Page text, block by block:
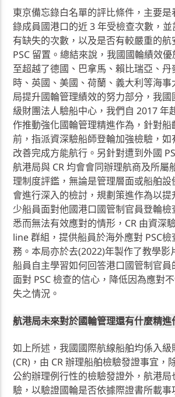
東京備忘錄白名單的評比條件，主要
錄成員國港口的近 3 年受檢查次數，
有缺失的次數，以及是否有較嚴重的
PSC 留置。總結來說，我國國輪績效
至超越了德國、巴拿馬、賴比瑞亞、丹
時、英國、美國、荷蘭、義大利等海
局提升國輪管理績效的努力部分，我
級財團法人驗船中心，我們自 2017 年
作推動強化國輪管理精進作為，針對
前，指派資深驗船師登輪加強檢驗，
改善完成方能航行。另針對遭到外國
航港局與 CR 均會會同辦理航商及所屬
理制度評鑑，無論是管理層面或船舶
會進行深入的檢討，規劃策進作為以
少船員面對他國港口國管制官員登輪
悉而無法有效應對的情形，CR 由資深
line 群組，提供船員於海外應對 PSC
務。本局亦於去(2022)年製作了教學影
船員自主學習如何回答港口國管制官員
面對 PSC 檢查的信心，降低因為應對
失之情況。
航港局未來對於國輪管理還有什麼精進
如上所述，我國國際航線船舶均係入
(CR)，由 CR 辦理船舶檢驗發證事宜，
公約辦理例行性的檢驗發證外，航港
驗，以驗證國輪是否依據際證書所載